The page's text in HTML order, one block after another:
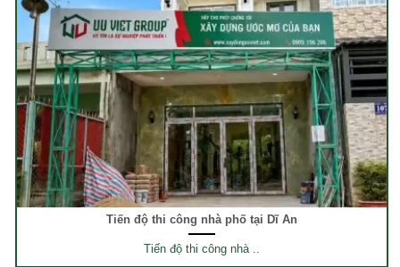
Tiến độ thi công nhà phố tại Dĩ An
Tiến độ thi công nhà ..